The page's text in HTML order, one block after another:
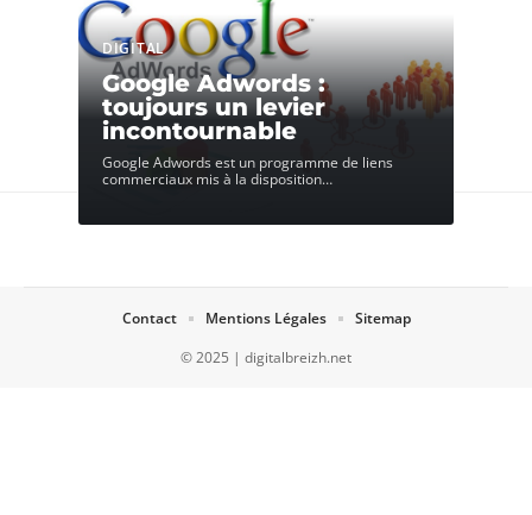
DIGITAL
Google Adwords :
toujours un levier
incontournable
Google Adwords est un programme de liens
commerciaux mis à la disposition…
© 2025 | digitalbreizh.net
Contact Mentions Légales Sitemap